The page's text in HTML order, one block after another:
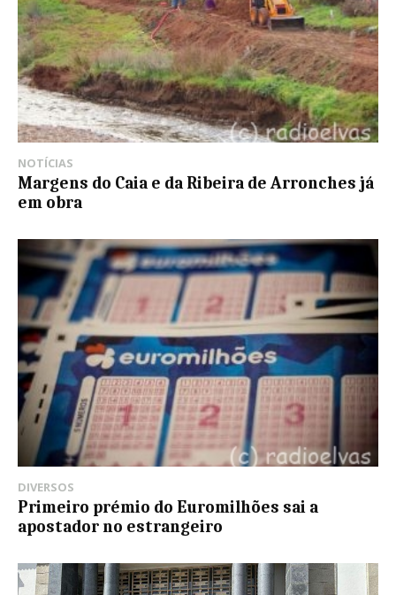
NOTÍCIAS
Margens do Caia e da Ribeira de Arronches já
em obra
DIVERSOS
Primeiro prémio do Euromilhões sai a
apostador no estrangeiro